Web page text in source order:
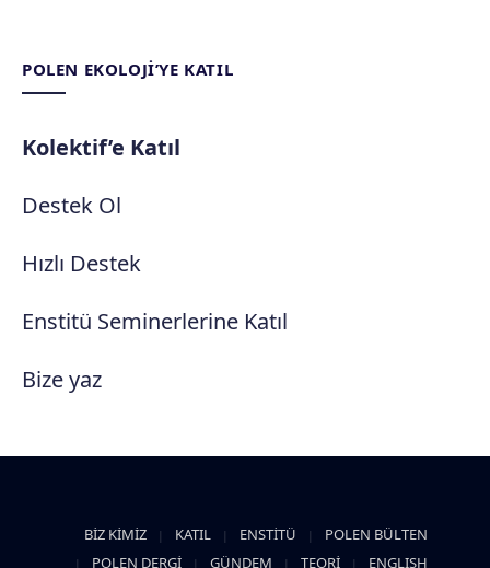
POLEN EKOLOJI’YE KATIL
Kolektif’e Katıl
Destek Ol
Hızlı Destek
Enstitü Seminerlerine Katıl
Bize yaz
BİZ KİMİZ KATIL ENSTİTÜ
POLEN BÜLTEN
POLEN DERGİ
GÜNDEM TEORİ ENGLISH